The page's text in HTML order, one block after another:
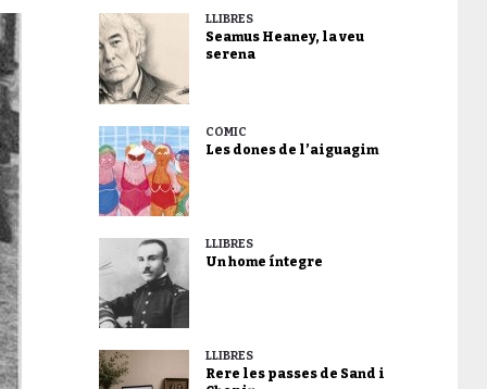
LLIBRES
Seamus Heaney, la veu
serena
CÒMIC
Les dones de l’aiguagim
LLIBRES
Un home íntegre
LLIBRES
Rere les passes de Sand i